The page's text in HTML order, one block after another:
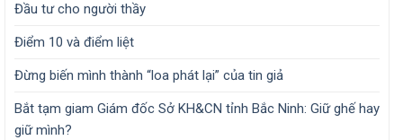
Đầu tư cho người thầy
Điểm 10 và điểm liệt
Đừng biến mình thành “loa phát lại” của tin giả
Bắt tạm giam Giám đốc Sở KH&CN tỉnh Bắc Ninh: Giữ ghế hay
giữ mình?